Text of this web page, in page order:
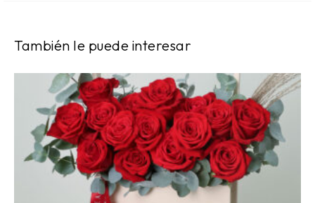
También le puede interesar